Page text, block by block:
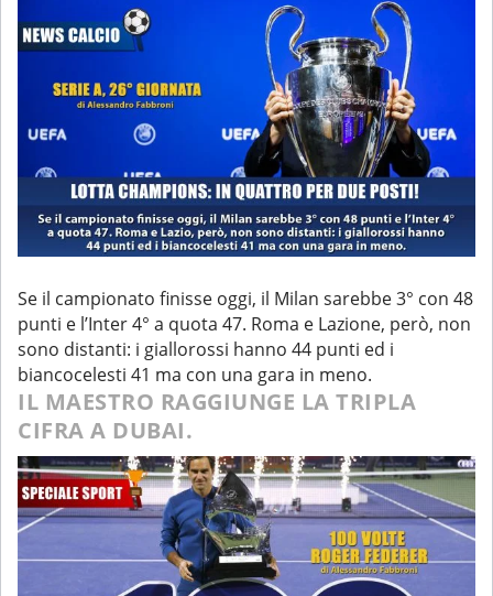
Se il campionato finisse oggi, il Milan sarebbe 3° con 48
punti e l’Inter 4° a quota 47. Roma e Lazione, però, non
sono distanti: i giallorossi hanno 44 punti ed i
biancocelesti 41 ma con una gara in meno.
IL MAESTRO RAGGIUNGE LA TRIPLA
CIFRA A DUBAI.